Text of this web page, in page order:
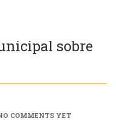
e
sobre
COMMENTS YET